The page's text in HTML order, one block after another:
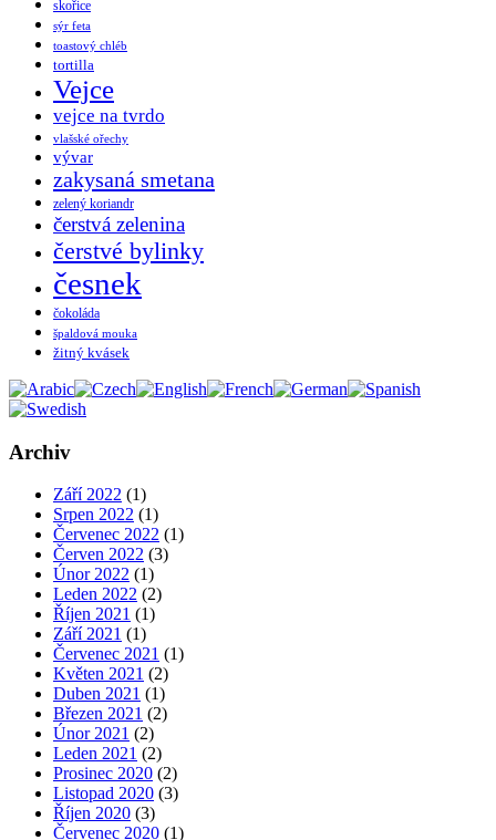
skořice
sýr feta
toastový chléb
tortilla
Vejce
vejce na tvrdo
vlašské ořechy
vývar
zakysaná smetana
zelený koriandr
čerstvá zelenina
čerstvé bylinky
česnek
čokoláda
špaldová mouka
žitný kvásek
Archiv
Září 2022 (1)
Srpen 2022 (1)
Červenec 2022 (1)
Červen 2022 (3)
Únor 2022 (1)
Leden 2022 (2)
Říjen 2021 (1)
Září 2021 (1)
Červenec 2021 (1)
Květen 2021 (2)
Duben 2021 (1)
Březen 2021 (2)
Únor 2021 (2)
Leden 2021 (2)
Prosinec 2020 (2)
Listopad 2020 (3)
Říjen 2020 (3)
Červenec 2020 (1)